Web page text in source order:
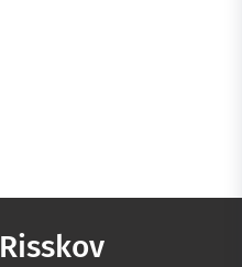
Risskov